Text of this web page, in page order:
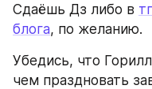
Сдаёшь Дз либо в
блога, по желанию.
Убедись, что
чем праздновать